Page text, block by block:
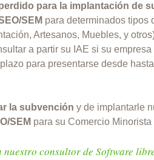
para la implantación de
SEM para determinados tipos
Artesanos, Muebles, y
a partir su IAE si su
para presentarse desde hasta
la subvención y de implantarle
SEM para su Comercio
nuestro consultor de Software